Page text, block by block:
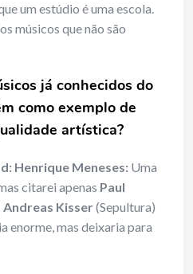
um estúdio é uma escola.
músicos que não são
já conhecidos do
como exemplo de
artística?
Henrique Meneses: Uma
citarei apenas Paul
Andreas Kisser(Sepultura)
enorme, mas deixaria para